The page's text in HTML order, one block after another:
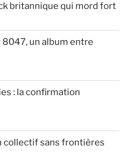
britannique qui mord fort
un album entre
: la confirmation
collectif sans frontières